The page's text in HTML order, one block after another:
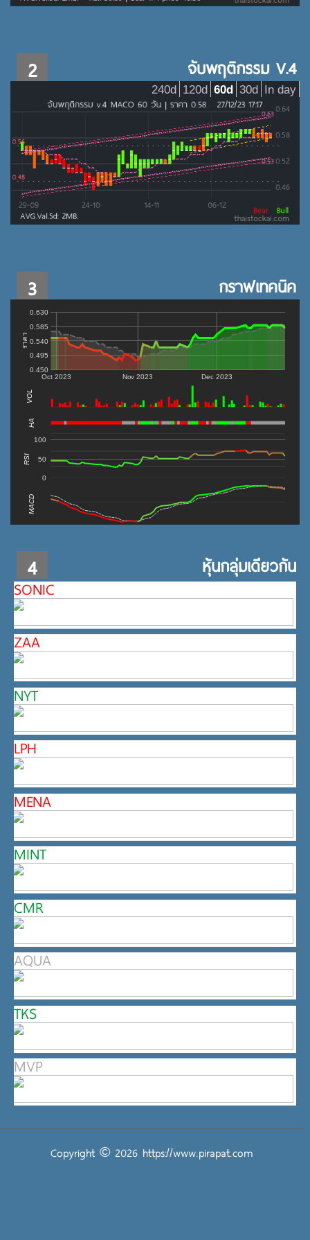
2 จับพฤติกรรม V.4
In day
30d
60d
120d
240d
3 กราฟเทคนิค
Oct 2023 Nov 2023 Dec 2023
0.450
0.495
0.540
0.585
0.630
ราคา
VOL
HA
0
50
100
RSI
MACD
4 หุ้นกลุ่มเดียวกัน
SONIC
ZAA
NYT
LPH
MENA
MINT
CMR
AQUA
TKS
MVP
Copyright © 2026 https://www.pirapat.com